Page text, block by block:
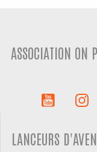
ASSOCIATION ON
LANCEURS